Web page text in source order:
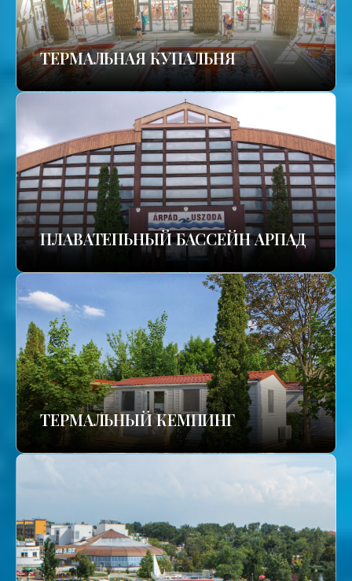
TЕРМАЛЬНАЯ КУПАЛЬНЯ
ПЛАВАТЕПЬНЫЙ БАССЕЙН АРПАД
ТЕРМАЛЬНЫЙ КЕМПИНГ